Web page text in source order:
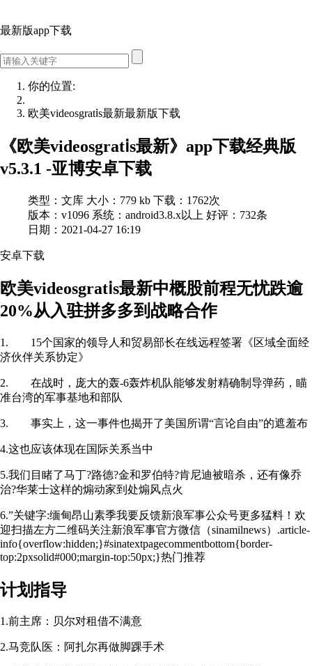
最新版app下载
你的位置:
欧美videosgratⅰs最新最新版下载
《欧美videosgratⅰs最新》app下载经典版
v5.3.1 -亚博安卓下载
类型：文库 大小：779 kb 下载：1762次
版本：v1096 系统：android3.8.x以上 好评：732条
日期：2021-04-27 16:19
安卓下载
欧美videosgratⅰs最新中概股前程无忧跌逾
20%从入驻拼多多到战略合作
1. 15个国家的领导人和贸易部长在线远程签署《区域全面经
济伙伴关系协定》
2. 在战时，庞大的轰-6轰炸机队能够发射精确制导弹药，瞄
准台湾的军事基地和部队
3. 事实上，这一事件也揭开了美国所谓“言论自由”的遮羞布
4.这也应该体现在国际关系当中
5.我们目睹了马丁?路德?金和罗伯特?肯尼迪被暗杀，还有像乔
治?华莱士这样的煽动家到处煽风点火
6.”关键字:缅甸昂山素季我要反馈新浪军事公众号更多猛料！欢
迎扫描左方二维码关注新浪军事官方微信（sinamilnews）.article-
info{overflow:hidden;}#sinatextpagecommentbottom{border-
top:2pxsolid#000;margin-top:50px;}热门推荐
计划指导
1.前主席：贝尔对租借不满意
2.马竞队医：阿扎尔再做脚踝手术